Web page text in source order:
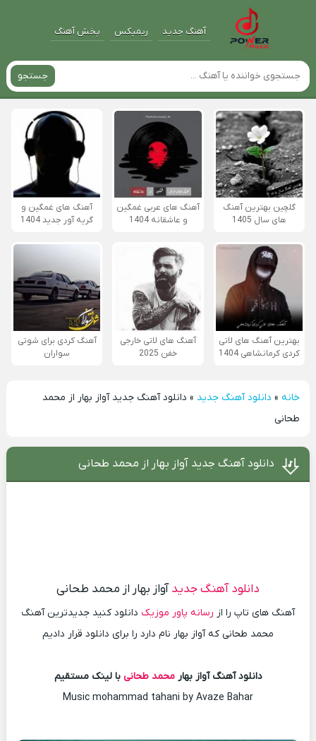
آهنگ جدید ریمیکس پخش آهنگ
جستجو
گلچین بهترین آهنگ
های سال 1405
آهنگ های عربی غمگین
و عاشقانه 1404
آهنگ های غمگین و
گریه آور جدید 1404
بهترین آهنگ های لاتی
کردی کرمانشاهی 1404
آهنگ های لاتی خارجی
خفن 2025
آهنگ کردی برای شوتی
سواران
خانه» دانلود آهنگ جدید » دانلود آهنگ جدید آواز بهار از محمد
طحانی
دانلود آهنگ جدید آواز بهار از محمد طحانی
دانلود آهنگ جدیدآواز بهار از محمد طحانی
آهنگ های تاپ را از رسانه پاور موزیک دانلود کنید جدیدترین آهنگ
محمد طحانی که آواز بهار نام دارد را برای دانلود قرار دادیم
دانلود آهنگ آواز بهارمحمد طحانی با لینک مستقیم
Music mohammad tahani by Avaze Bahar